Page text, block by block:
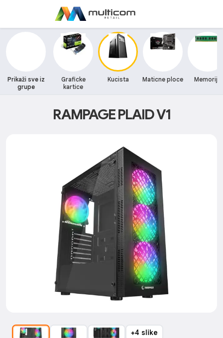
Prikaži sve iz
grupe
Graficke
kartice
Kucista Maticne ploce Memorija
RAMPAGE PLAID V1
+4 slike